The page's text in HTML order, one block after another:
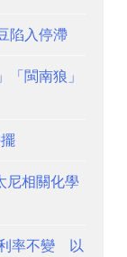
陷入停滯
閩南狼」
尼相關化學
率不變 以